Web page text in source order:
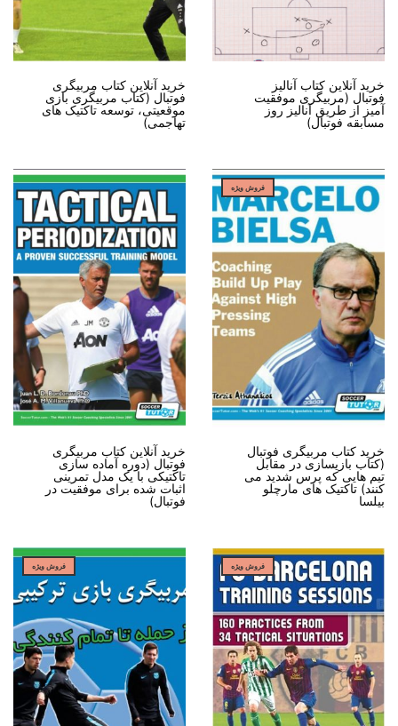
خرید آنلاین کتاب آنالیز
فوتبال (مربیگری موفقیت
آمیز از طریق آنالیز روز
مسابقه فوتبال)
خرید آنلاین کتاب مربیگری
فوتبال (کتاب مربیگری بازی
موقعیتی، توسعه تاکتیک های
تهاجمی)
فروش ویژه
خرید کتاب مربیگری فوتبال
(کتاب بازیسازی در مقابل
تیم هایی که پرس شدید می
کنند) تاکتیک های مارچلو
بیلسا
خرید آنلاین کتاب مربیگری
فوتبال (دوره آماده سازی
تاکتیکی با یک مدل تمرینی
اثبات شده برای موفقیت در
فوتبال)
فروش ویژه فروش ویژه